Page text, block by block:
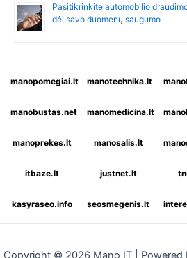
Pasitikrinkite automobilio
dėl savo duomenų saugumo
manopomegiai.lt manotechnika.lt
manobustas.net manomedicina.lt
manoprekes.lt manosalis.lt
itbaze.lt justnet.lt
kasyraseo.info seosmegenis.lt